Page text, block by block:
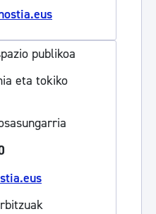
publikoa
eta tokiko